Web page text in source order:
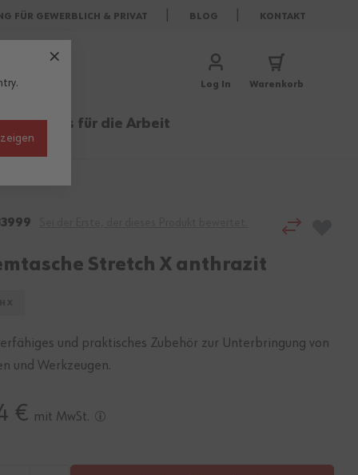
FÜR GEWERBLICH & PRIVAT BLOG KONTAKT
Log In Warenkorb
Basics für die Arbeit
Stretch X anthrazit
und praktisches Zubehör zur Unterbringung von
und Werkzeugen.
€ mit MwSt.